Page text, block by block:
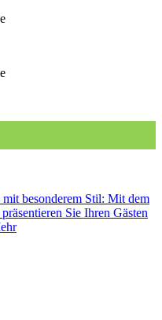
besonderem Stil: Mit dem
Sie Ihren Gästen